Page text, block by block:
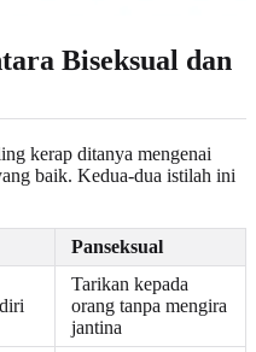
Biseksual dan
kerap ditanya mengenai
baik. Kedua-dua istilah ini
Panseksual
Tarikan kepada
orang tanpa mengira
jantina